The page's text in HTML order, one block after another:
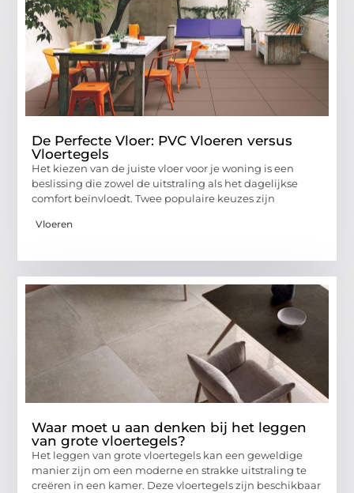
De Perfecte Vloer: PVC Vloeren versus
Vloertegels
Het kiezen van de juiste vloer voor je woning is een
beslissing die zowel de uitstraling als het dagelijkse
comfort beïnvloedt. Twee populaire keuzes zijn
Vloeren
Waar moet u aan denken bij het leggen
van grote vloertegels?
Het leggen van grote vloertegels kan een geweldige
manier zijn om een moderne en strakke uitstraling te
creëren in een kamer. Deze vloertegels zijn beschikbaar